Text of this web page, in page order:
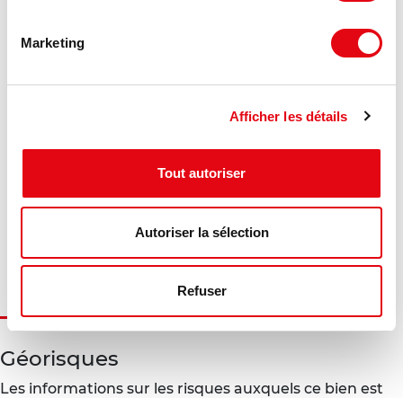
Marketing
Afficher les détails
Tout autoriser
Autoriser la sélection
Refuser
DPE - GES
Diagnostic en cours de réalisation
Gaz à effet de serre :
Géorisques
Les informations sur les risques auxquels ce bien est